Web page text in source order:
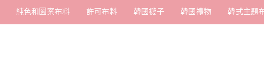
純色和圖案布料 許可布料 韓國襪子 韓國禮物 韓式主題